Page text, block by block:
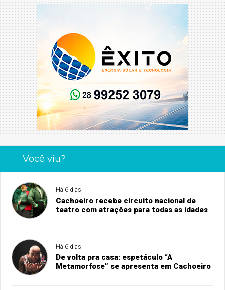
Você viu?
Há 6 dias
Cachoeiro recebe circuito nacional de
teatro com atrações para todas as idades
Há 6 dias
De volta pra casa: espetáculo “A
Metamorfose” se apresenta em Cachoeiro